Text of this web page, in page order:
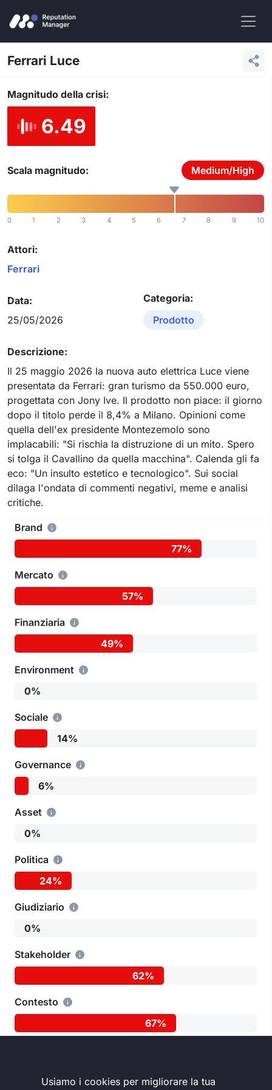
Usiamo i cookies per migliorare la tua
Ferrari Luce
Magnitudo della crisi:
6.49
Scala magnitudo: Medium/High
0 1 2 3 4 5 6 7 8 9 10
Attori:
Ferrari
Data:
25/05/2026
Categoria:
Prodotto
Descrizione:
Il 25 maggio 2026 la nuova auto elettrica Luce viene
presentata da Ferrari: gran turismo da 550.000 euro,
progettata con Jony Ive. Il prodotto non piace: il giorno
dopo il titolo perde il 8,4% a Milano. Opinioni come
quella dell'ex presidente Montezemolo sono
implacabili: "Si rischia la distruzione di un mito. Spero
si tolga il Cavallino da quella macchina". Calenda gli fa
eco: "Un insulto estetico e tecnologico". Sui social
dilaga l'ondata di commenti negativi, meme e analisi
critiche.
Brand
77%
Mercato
57%
Finanziaria
49%
Environment
0%
Sociale
14%
Governance
6%
Asset
0%
Politica
24%
Giudiziario
0%
Stakeholder
62%
Contesto
67%